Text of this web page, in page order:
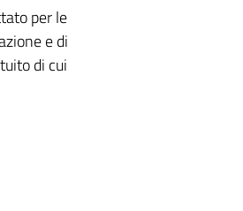
per le
e di
di cui